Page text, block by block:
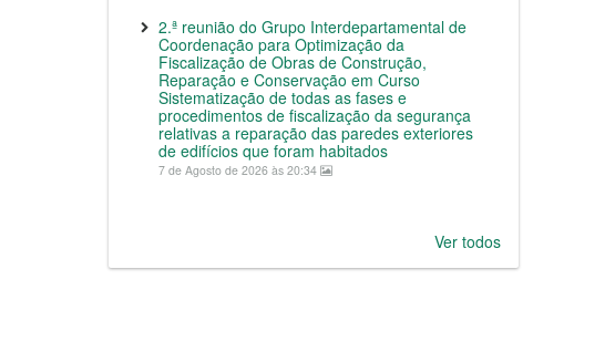
2.ª reunião do Grupo Interdepartamental de
Coordenação para Optimização da
Fiscalização de Obras de Construção,
Reparação e Conservação em Curso
Sistematização de todas as fases e
procedimentos de fiscalização da segurança
relativas a reparação das paredes exteriores
de edifícios que foram habitados
7 de Agosto de 2026 às 20:34
Ver todos